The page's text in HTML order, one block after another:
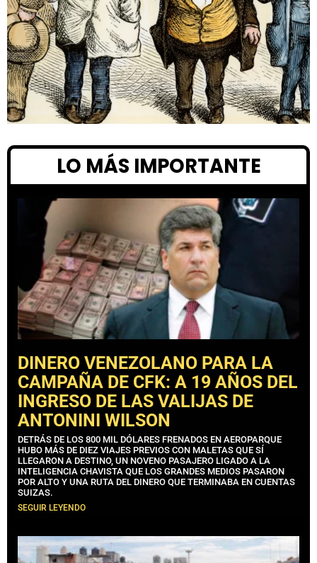
LO MÁS IMPORTANTE
DINERO VENEZOLANO PARA LA
CAMPAÑA DE CFK: A 19 AÑOS DEL
INGRESO DE LAS VALIJAS DE
ANTONINI WILSON
DETRÁS DE LOS 800 MIL DÓLARES FRENADOS EN AEROPARQUE
HUBO MÁS DE DIEZ VIAJES PREVIOS CON MALETAS QUE SÍ
LLEGARON A DESTINO, UN NOVENO PASAJERO LIGADO A LA
INTELIGENCIA CHAVISTA QUE LOS GRANDES MEDIOS PASARON
POR ALTO Y UNA RUTA DEL DINERO QUE TERMINABA EN CUENTAS
SUIZAS.
SEGUIR LEYENDO